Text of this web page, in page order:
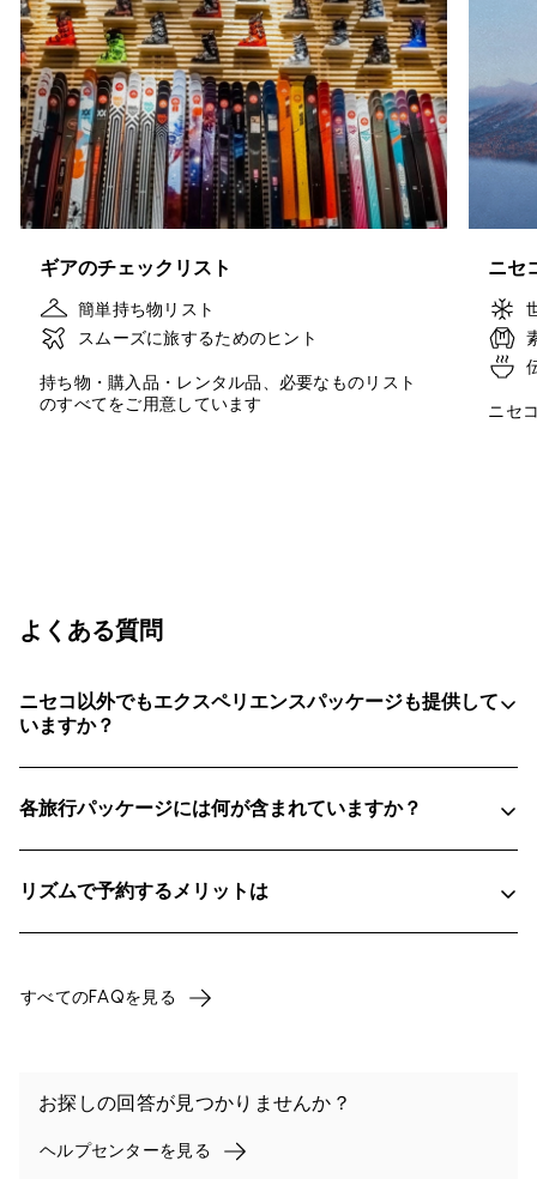
ギアのチェックリスト
簡単持ち物リスト
スムーズに旅するためのヒント
持ち物・購入品・レンタル品、必要なものリスト
のすべてをご用意しています
ニセ
ニセ
雪ニセコ チャ
よくある質問
ニセコ以外でもエクスペリエンスパッケージも提供して
いますか？
各旅行パッケージには何が含まれていますか？
リズムで予約するメリットは
すべてのFAQを見る
お探しの回答が見つかりませんか？
ヘルプセンターを見る